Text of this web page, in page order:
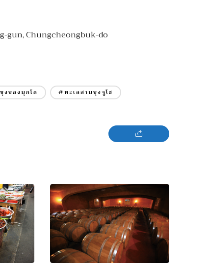
gun, Chungcheongbuk-do
งชองบุกโด #ทะเลสาบชุงจูโฮ